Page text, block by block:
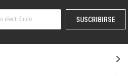
SUSCRIBIRSE